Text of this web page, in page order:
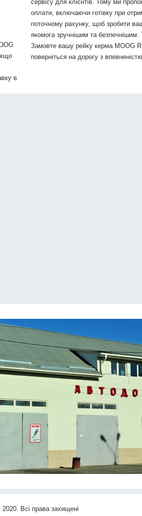
в
сервісу для клієнтів. Тому ми
оплати, включаючи готівку при
поточному рахунку, щоб зробити
якомога зручнішим та безпечнішим.
Замовте вашу рейку керма MOOG
поверніться на дорогу з
Всі права захищені